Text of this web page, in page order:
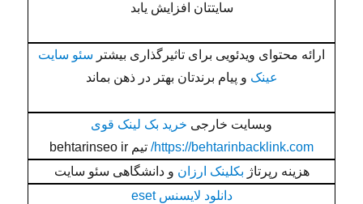
سایتتان افزایش یابد
ارائه محتوای ویدئویی برای تاثیرگذاری بیشتر سئو سایت
عینک و پیام برندتان بهتر در ذهن بماند
وبسایت خارجی خرید بک لینک قوی
https://behtarinbacklink.com/ تیم behtarinseo ir
هزینه رپرتاژ بکلینک ارزان و دانشگاهی سئو سایت
دانلود لایسنس eset